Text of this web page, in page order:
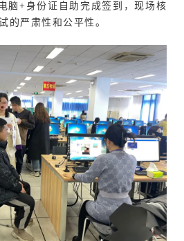
脑+身份证自助完成签到，现场核
的严肃性和公平性。